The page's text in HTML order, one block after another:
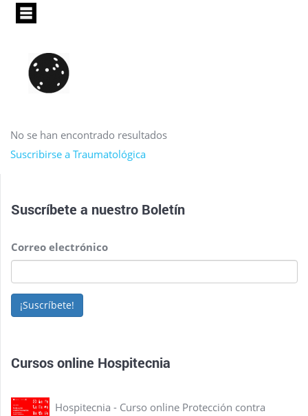
Pasar
principal
No se han encontrado resultados
Suscribirse a Traumatológica
Suscríbete a nuestro Boletín
Correo electrónico
¡Suscríbete!
Cursos online Hospitecnia
Hospitecnia - Curso online Protección contra